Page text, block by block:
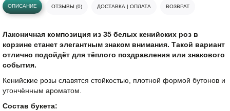
ОПИСАНИЕ ОТЗЫВЫ (0) ДОСТАВКА | ОПЛАТА ВОЗВРАТ
Лаконичная композиция из 35 белых кенийских роз в
корзине станет элегантным знаком внимания. Такой вариант
отлично подойдёт для тёплого поздравления или знакового
события.
Кенийские розы славятся стойкостью, плотной формой бутонов и
утончённым ароматом.
Состав букета: